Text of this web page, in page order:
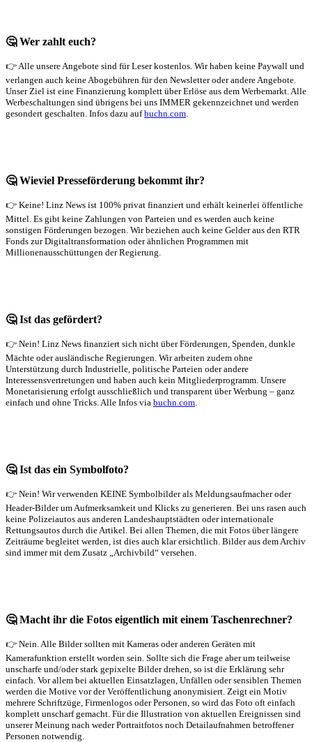
🤔 Wer zahlt euch?
👉 Alle unsere Angebote sind für Leser kostenlos. Wir haben keine Paywall und
verlangen auch keine Abogebühren für den Newsletter oder andere Angebote.
Unser Ziel ist eine Finanzierung komplett über Erlöse aus dem Werbemarkt. Alle
Werbeschaltungen sind übrigens bei uns IMMER gekennzeichnet und werden
gesondert geschalten. Infos dazu aufbuchn.com
🤔 Wieviel Presseförderung bekommt ihr?
👉 Keine! Linz News ist 100% privat finanziert und erhält keinerlei öffentliche
Mittel. Es gibt keine Zahlungen von Parteien und es werden auch keine
sonstigen Förderungen bezogen. Wir beziehen auch keine Gelder aus den RTR
Fonds zur Digitaltransformation oder ähnlichen Programmen mit
Millionenausschüttungen der Regierung.
🤔 Ist das gefördert?
👉 Nein! Linz News finanziert sich nicht über Förderungen, Spenden, dunkle
Mächte oder ausländische Regierungen. Wir arbeiten zudem ohne
Unterstützung durch Industrielle, politische Parteien oder andere
Interessensvertretungen und haben auch kein Mitgliederprogramm. Unsere
Monetarisierung erfolgt ausschließlich und transparent über Werbung – ganz
einfach und ohne Tricks. Alle Infos via buchn.com
🤔 Ist das ein Symbolfoto?
👉 Nein! Wir verwenden KEINE Symbolbilder als Meldungsaufmacher oder
Header-Bilder um Aufmerksamkeit und Klicks zu generieren. Bei uns rasen auch
keine Polizeiautos aus anderen Landeshauptstädten oder internationale
Rettungsautos durch die Artikel. Bei allen Themen, die mit Fotos über längere
Zeiträume begleitet werden, ist dies auch klar ersichtlich. Bilder aus dem Archiv
sind immer mit dem Zusatz „Archivbild“ versehen.
🤔 Macht ihr die Fotos eigentlich mit einem Taschenrechner?
👉 Nein. Alle Bilder sollten mit Kameras oder anderen Geräten mit
Kamerafunktion erstellt worden sein. Sollte sich die Frage aber um teilweise
unscharfe und/oder stark gepixelte Bilder drehen, so ist die Erklärung sehr
einfach. Vor allem bei aktuellen Einsatzlagen, Unfällen oder sensiblen Themen
werden die Motive vor der Veröffentlichung anonymisiert. Zeigt ein Motiv
mehrere Schriftzüge, Firmenlogos oder Personen, so wird das Foto oft einfach
komplett unscharf gemacht. Für die Illustration von aktuellen Ereignissen sind
unserer Meinung nach weder Portraitfotos noch Detailaufnahmen betroffener
Personen notwendig.